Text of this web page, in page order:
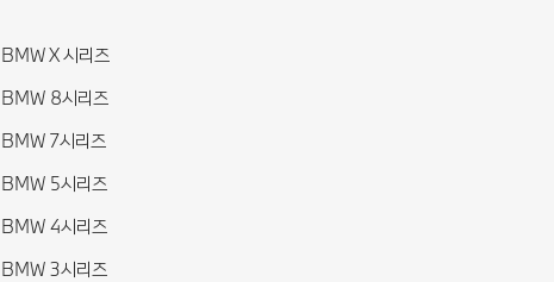
BMW X 시리즈
BMW 8시리즈
BMW 7시리즈
BMW 5시리즈
BMW 4시리즈
BMW 3시리즈